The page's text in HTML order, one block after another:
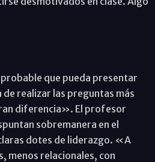
que pueda presentar
realizar las preguntas más
diferencia». El profesor
sobremanera en el
dotes de liderazgo. «A
menos relacionales, con